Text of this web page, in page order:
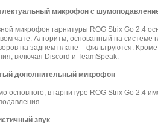
микрофон с
микрофон гарнитуры ROG Strix Go 2.4
чате. Алгоритм, основанный на системе
на заднем плане – фильтруются.
включая Discord и TeamSpeak.
дополнительный микрофон
основного, в гарнитуре ROG Strix Go 2.4
звук